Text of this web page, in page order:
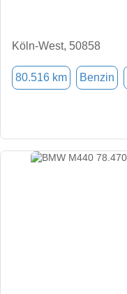
Köln-West, 50858
80.516 km Benzin